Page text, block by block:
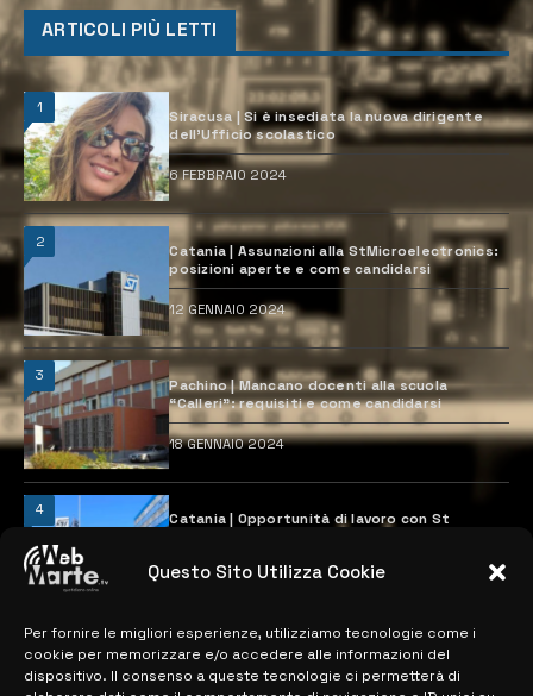
Questo Sito Utilizza Cookie
Per fornire le migliori esperienze, utilizziamo tecnologie come i
cookie per memorizzare e/o accedere alle informazioni del
dispositivo. Il consenso a queste tecnologie ci permetterà di
ARTICOLI PIÙ LETTI
1
Siracusa | Si è insediata la nuova dirigente
dell’Ufficio scolastico
6 FEBBRAIO 2024
2
Catania | Assunzioni alla StMicroelectronics:
posizioni aperte e come candidarsi
12 GENNAIO 2024
3
Pachino | Mancano docenti alla scuola
“Calleri”: requisiti e come candidarsi
18 GENNAIO 2024
4
Catania | Opportunità di lavoro con St
28 MARZO 2024
MAPPA DEL SITO